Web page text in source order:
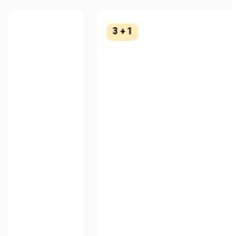
3 + 1